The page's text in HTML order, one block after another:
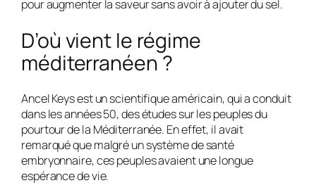
pour augmenter la saveur sans avoir à ajouter du sel.
D’où vient le régime
méditerranéen ?
Ancel Keys est un scientifique américain, qui a conduit
dans les années 50, des études sur les peuples du
pourtour de la Méditerranée. En effet, il avait
remarqué que malgré un système de santé
embryonnaire, ces peuples avaient une longue
espérance de vie.